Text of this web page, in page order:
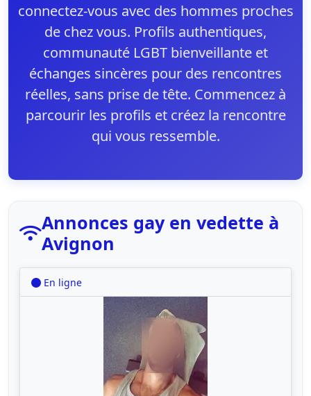
connectez-vous avec des hommes proches
de chez vous. Profils authentiques,
communauté LGBT bienveillante et
échanges sincères pour des rencontres
réelles, sans prise de tête. Commencez à
parcourir les profils et créez la rencontre
qui vous ressemble.
Annonces gay en vedette à
Avignon
En ligne